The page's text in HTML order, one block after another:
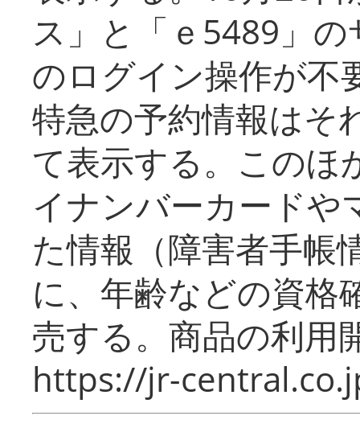
ス」と「ｅ5489」
のログイン操作が不
特急の予約情報はそ
て表示する。このほ
イナンバーカードや
た情報（障害者手帳
に、年齢などの資格
売する。商品の利用
https://jr-